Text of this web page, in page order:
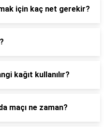
için kaç net gerekir?
kağıt kullanılır?
maçı ne zaman?